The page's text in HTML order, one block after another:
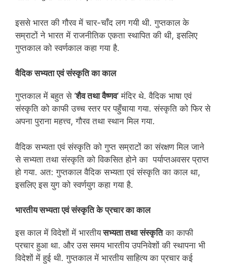
इससे भारत की गौरव में चार-चाँद लग गयी थी. गुप्तकाल के
सम्राटों ने भारत में राजनीतिक एकता स्थापित की थी, इसलिए
गुप्तकाल को स्वर्णकाल कहा गया है.
वैदिक सभ्यता एवं संस्कृति का काल
गुप्तकाल में बहुत से ‘शैव तथा वैष्णव‘ मंदिर थे. वैदिक भाषा एवं
संस्कृति को काफी उच्च स्तर पर पहुँचाया गया. संस्कृति को फिर से
अपना पुराना महत्त्व, गौरव तथा स्थान मिल गया.
वैदिक सभ्यता एवं संस्कृति को गुप्त सम्राटों का संरक्षण मिल जाने
से सभ्यता तथा संस्कृति को विकसित होने का पर्याप्तअवसर प्राप्त
हो गया. अत: गुप्तकाल वैदिक सभ्यता एवं संस्कृति का काल था,
इसलिए इस युग को स्वर्णयुग कहा गया है.
भारतीय सभ्यता एवं संस्कृति के प्रचार का काल
इस काल में विदेशों में भारतीयसभ्यता तथा संस्कृतिका काफी
प्रचार हुआ था. और उस समय भारतीय उपनिवेशों की स्थापना भी
विदेशों में हुई थी. गुप्तकाल में भारतीय साहित्य का प्रचार कई